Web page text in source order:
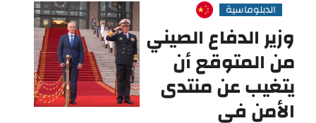
الدبلوماسية
وزير الدفاع الصيني
من المتوقع أن
يتغيب عن منتدى
الأمن في